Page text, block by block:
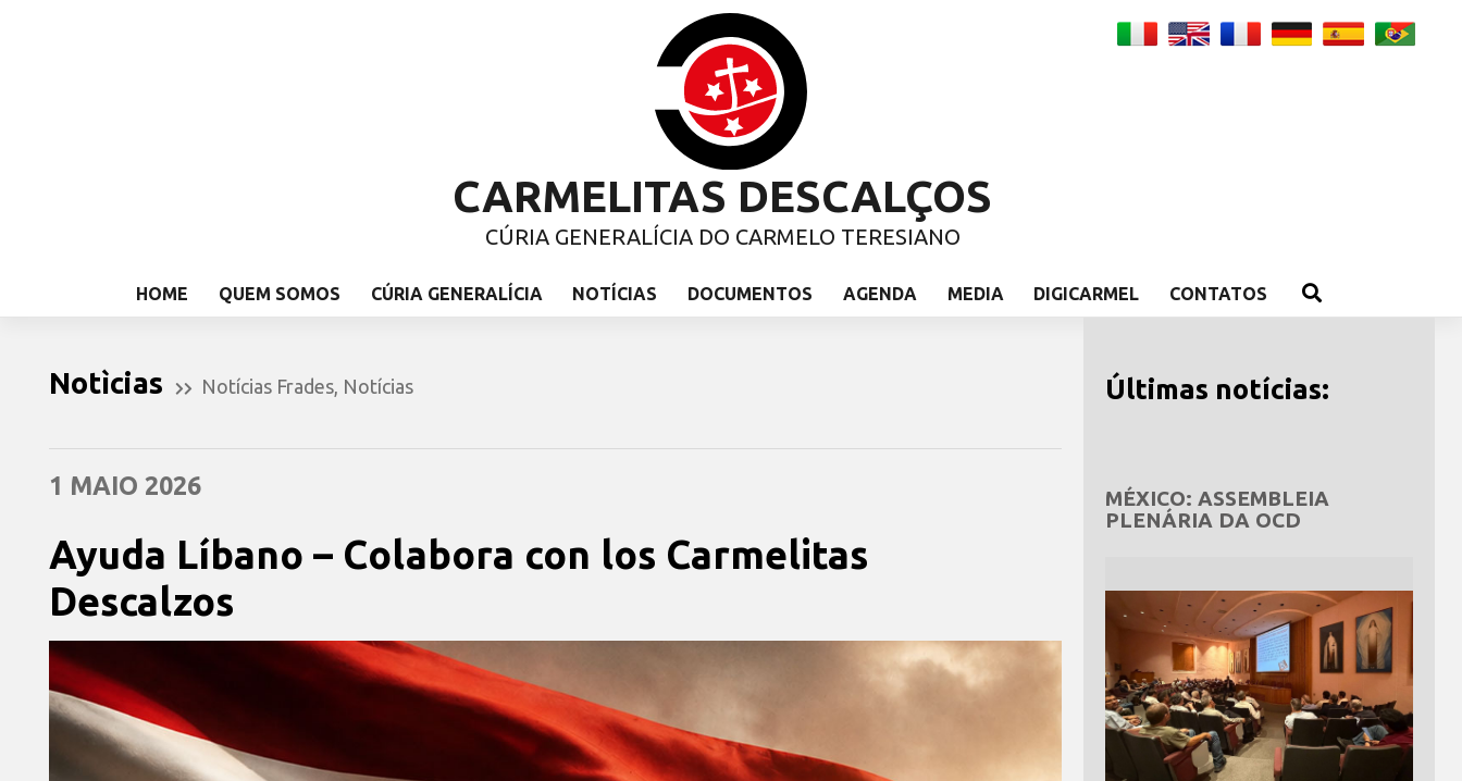
CARMELITAS DESCALÇOS
CÚRIA GENERALÍCIA DO CARMELO TERESIANO
HOME QUEM SOMOS CÚRIA GENERALÍCIA NOTÍCIAS DOCUMENTOS AGENDA MEDIA DIGICARMEL CONTATOS
Notìcias Notícias Frades Notícias
1 MAIO 2026
Ayuda Líbano – Colabora con los Carmelitas
Descalzos
Últimas notícias:
MÉXICO: ASSEMBLEIA
PLENÁRIA DA OCD